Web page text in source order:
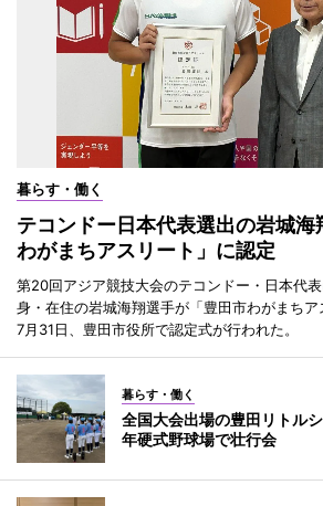
暮らす・働く
テコンドー日本代表選出の岩城
わがまちアスリート」に認定
第20回アジア競技大会のテコンドー・日本代
身・在住の岩城海翔選手が「豊田市わがまちア
7月31日、豊田市役所で認定式が行われた。
暮らす・働く
全国大会出場の豊田リトル
年硬式野球場で壮行会